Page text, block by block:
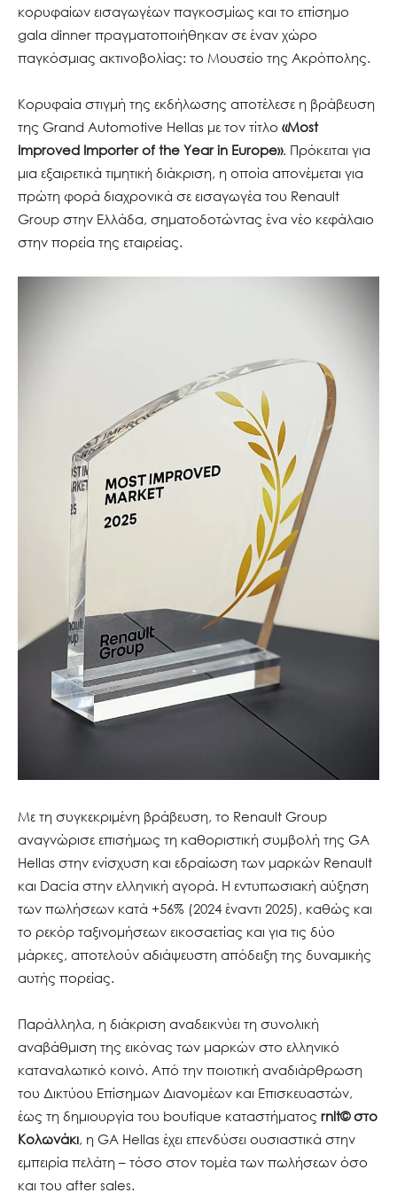
κορυφαίων εισαγωγέων παγκοσμίως και το επίσημο
gala dinner πραγματοποιήθηκαν σε έναν χώρο
παγκόσμιας ακτινοβολίας: το Μουσείο της Ακρόπολης.
Κορυφαία στιγμή της εκδήλωσης αποτέλεσε η βράβευση
της Grand Automotive Hellas με τον τίτλο «Most
Improved Importer of the Year in Europe». Πρόκειται για
μια εξαιρετικά τιμητική διάκριση, η οποία απονέμεται για
πρώτη φορά διαχρονικά σε εισαγωγέα του Renault
Group στην Ελλάδα, σηματοδοτώντας ένα νέο κεφάλαιο
στην πορεία της εταιρείας.
Με τη συγκεκριμένη βράβευση, το Renault Group
αναγνώρισε επισήμως τη καθοριστική συμβολή της GA
Hellas στην ενίσχυση και εδραίωση των μαρκών Renault
και Dacia στην ελληνική αγορά. Η εντυπωσιακή αύξηση
των πωλήσεων κατά +56% (2024 έναντι 2025), καθώς και
το ρεκόρ ταξινομήσεων εικοσαετίας και για τις δύο
μάρκες, αποτελούν αδιάψευστη απόδειξη της δυναμικής
αυτής πορείας.
Παράλληλα, η διάκριση αναδεικνύει τη συνολική
αναβάθμιση της εικόνας των μαρκών στο ελληνικό
καταναλωτικό κοινό. Από την ποιοτική αναδιάρθρωση
του Δικτύου Επίσημων Διανομέων και Επισκευαστών,
έως τη δημιουργία του boutique καταστήματος rnlt© στο
Κολωνάκι, η GA Hellas έχει επενδύσει ουσιαστικά στην
εμπειρία πελάτη – τόσο στον τομέα των πωλήσεων όσο
και του after sales.